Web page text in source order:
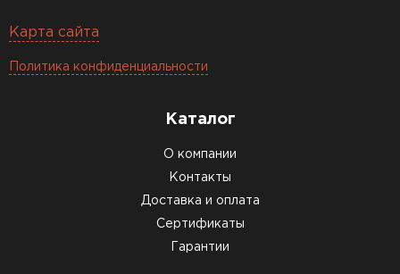
Карта сайта
Политика конфиденциальности
Каталог
О компании
Контакты
Доставка и оплата
Сертификаты
Гарантии